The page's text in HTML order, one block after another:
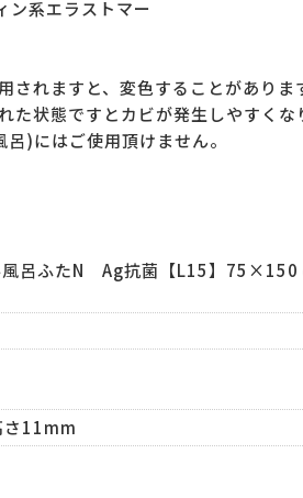
エラストマー
れますと、変色することがありま
状態ですとカビが発生しやすくな
)にはご使用頂けません。
風呂ふたN Ag抗菌【L15】
11mm